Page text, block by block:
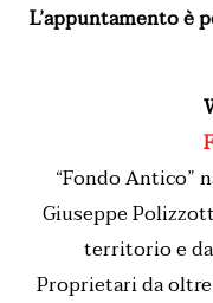
L’appuntamento è
“Fondo Antico”
Giuseppe
territorio e
Proprietari da oltre